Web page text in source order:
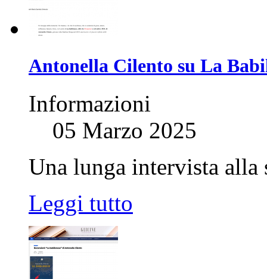
Antonella Cilento su La
Informazioni
05 Marzo 2025
Una lunga intervista
Leggi tutto